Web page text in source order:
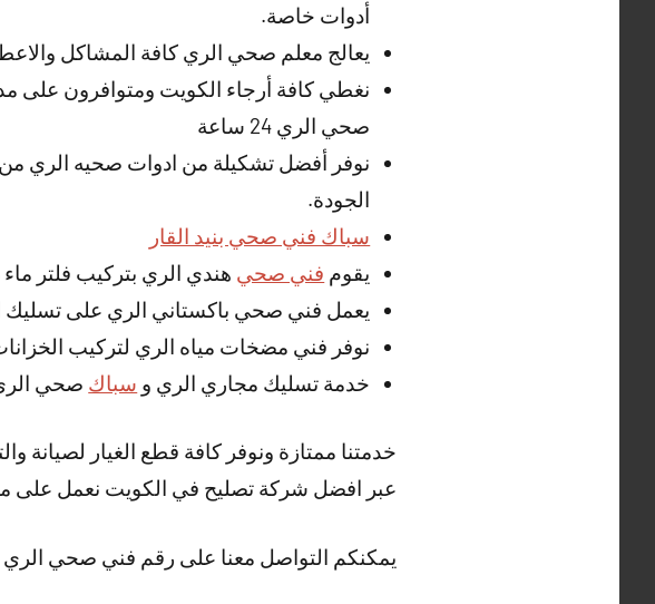
أدوات خاصة.
يعالج معلم صحي الري كافة المشاكل
نغطي كافة أرجاء الكويت ومتوافرون على
صحي الري 24 ساعة
نوفر أفضل تشكيلة من ادوات صحيه الري
الجودة.
سباك فني صحي بنيد القار
يقوم فني صحي هندي الري بتركيب فلتر
يعمل فني صحي باكستاني الري على تسليك
نوفر فني مضخات مياه الري لتركيب
خدمة تسليك مجاري الري و سباك صحي
خدمتنا ممتازة ونوفر كافة قطع الغيار
عبر افضل شركة تصليح في الكويت نعمل على
يمكنكم التواصل معنا على رقم فني صحي الري